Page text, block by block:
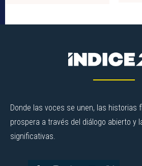
Donde las voces se unen, las historias
prospera a través del diálogo abierto y
significativas.